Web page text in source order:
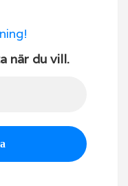
när du vill.